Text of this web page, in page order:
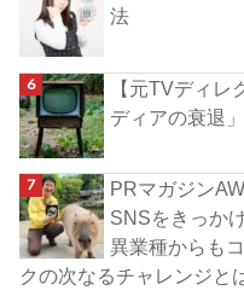
法
【元TVディ
ディアの衰退
PRマガジン
SNSをきっか
異業種からも
クの次なるチャレンジと